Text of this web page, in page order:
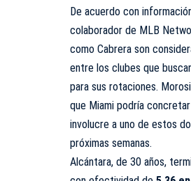
De acuerdo con
colaborador de MLB
como Cabrera son
entre los clubes que
para sus rotaciones.
que Miami podría
involucre a uno de estos
próximas semanas.
Alcántara, de 30 años,